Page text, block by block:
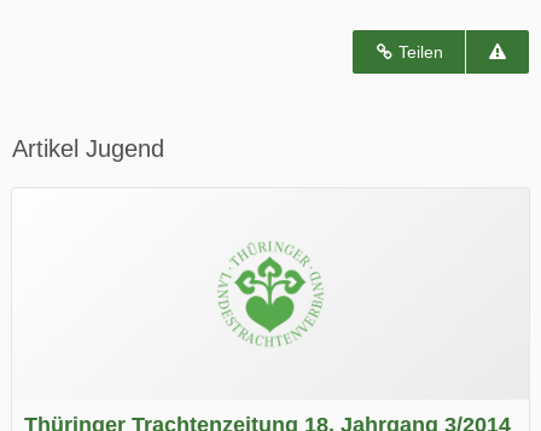
Teilen
Artikel Jugend
Thüringer Trachtenzeitung 18. Jahrgang 3/2014